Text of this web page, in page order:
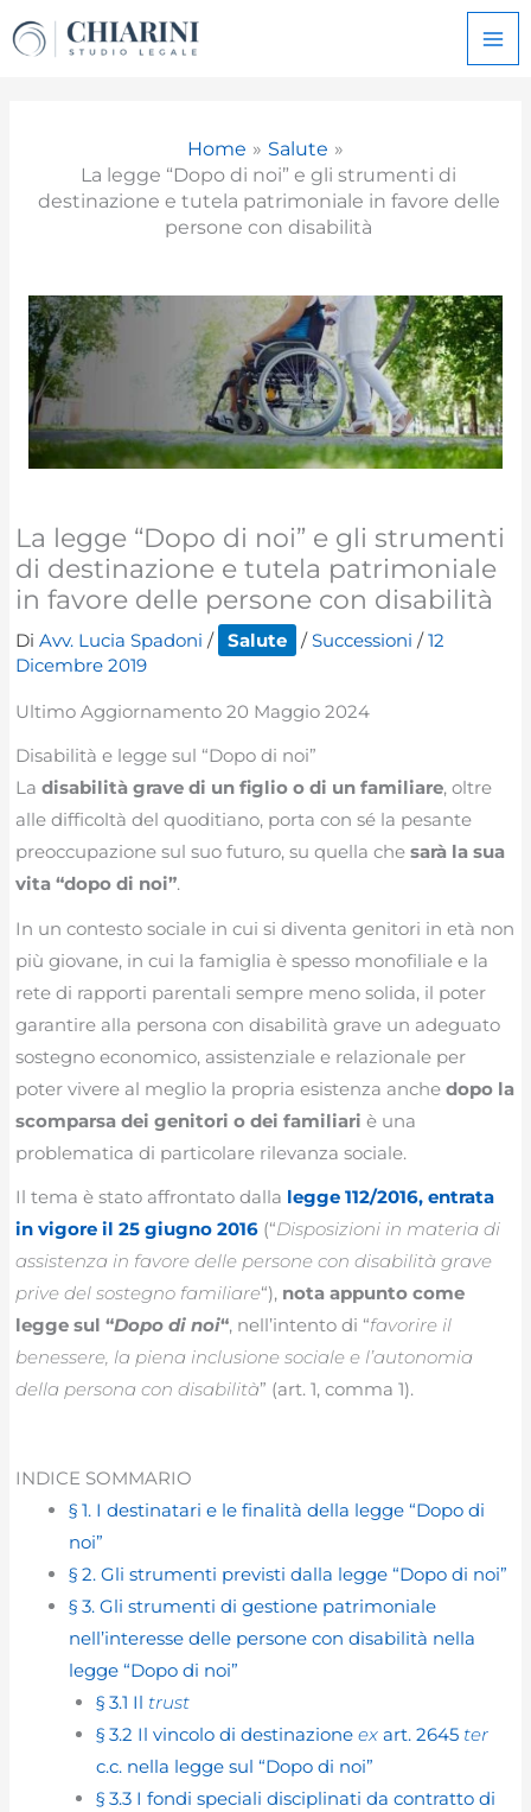
al
Home
Salute
La legge “Dopo di noi” e gli strumenti di
destinazione e tutela patrimoniale in favore delle
persone con disabilità
La legge “Dopo di noi” e gli strumenti
di destinazione e tutela patrimoniale
in favore delle persone con disabilità
DiAvv. Lucia Spadoni/ Salute /Successioni /12
Dicembre 2019
Ultimo Aggiornamento 20 Maggio 2024
Disabilità e legge sul “Dopo di noi”
Ladisabilità grave di un figlio o di un familiare, oltre
alle difficoltà del quoditiano, porta con sé la pesante
preoccupazione sul suo futuro, su quella chesarà la sua
vita “dopo di noi”.
In un contesto sociale in cui si diventa genitori in età non
più giovane, in cui la famiglia è spesso monofiliale e la
rete di rapporti parentali sempre meno solida, il poter
garantire alla persona con disabilità grave un adeguato
sostegno economico, assistenziale e relazionale per
poter vivere al meglio la propria esistenza anchedopo la
scomparsa dei genitori o dei familiari è una
problematica di particolare rilevanza sociale.
Il tema è stato affrontato dalla legge 112/2016, entrata
in vigore il 25 giugno 2016 (“Disposizioni in materia di
assistenza in favore delle persone con disabilità grave
prive del sostegno familiare“), nota appunto come
legge sul “Dopo di noi“, nell’intento di “favorire il
benessere, la piena inclusione sociale e l’autonomia
della persona con disabilità” (art. 1, comma 1).
INDICE SOMMARIO
§ 1. I destinatari e le finalità della legge “Dopo di
noi”
§ 2. Gli strumenti previsti dalla legge “Dopo di noi”
§ 3. Gli strumenti di gestione patrimoniale
nell’interesse delle persone con disabilità nella
legge “Dopo di noi”
§ 3.1 Il trust
§ 3.2 Il vincolo di destinazione exart. 2645 ter
c.c. nella legge sul “Dopo di noi”
§ 3.3 I fondi speciali disciplinati da contratto di